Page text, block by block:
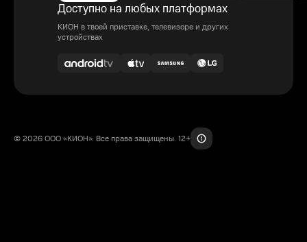
Доступно на любых платформах
КИОН в твоей приставке, телевизоре и других
устройствах
© 2026 ООО «КИОН». Все права защищены. 12+